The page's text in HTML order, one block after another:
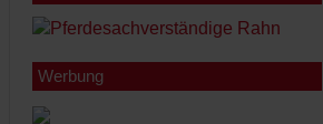
Werbung